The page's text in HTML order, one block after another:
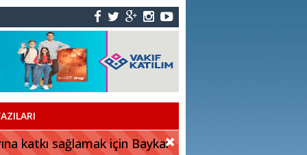
katkı sağlamak için Baykar